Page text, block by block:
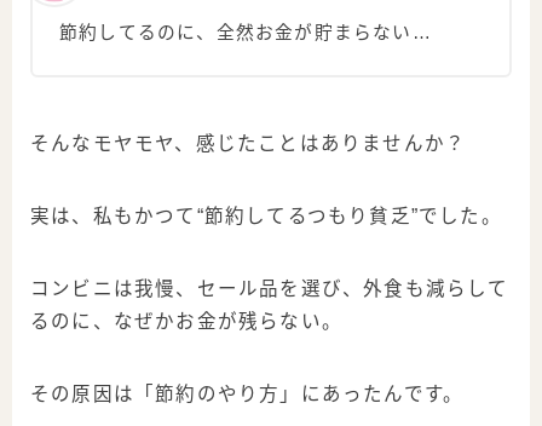
節約してるのに、全然お金が貯まらない…
そんなモヤモヤ、感じたことはありませんか？
実は、私もかつて“節約してるつもり貧乏”でした。
コンビニは我慢、セール品を選び、外食も減らして
るのに、なぜかお金が残らない。
その原因は「節約のやり方」にあったんです。